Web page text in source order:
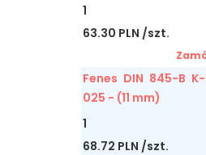
1
63.30 PLN /szt.
Fenes DIN 845-B
025 - (11 mm)
1
68.72 PLN /szt.